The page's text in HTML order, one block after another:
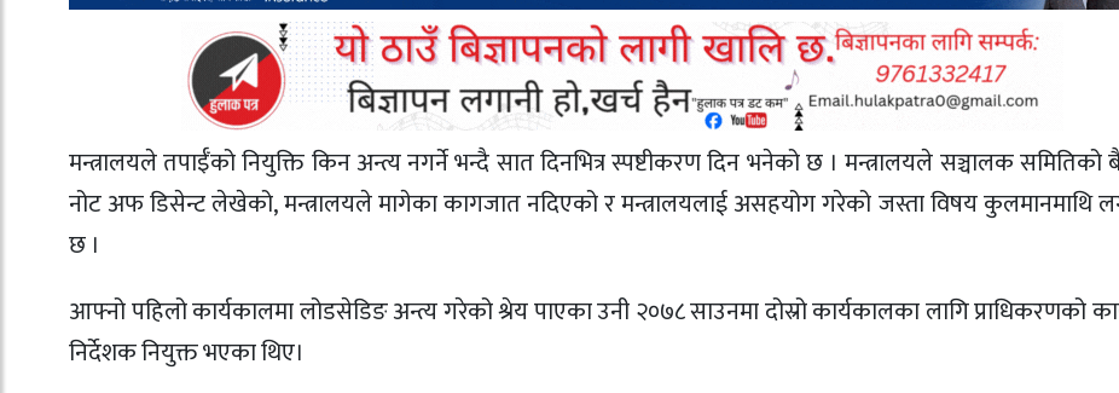
मन्त्रालयले तपाईँको नियुक्ति किन अन्त्य नगर्ने भन्दै सात दिनभित्र स्पष्टीकरण दिन भनेको छ । मन्त्रालयले सञ्चालक
नोट अफ डिसेन्ट लेखेको, मन्त्रालयले मागेका कागजात नदिएको र मन्त्रालयलाई असहयोग गरेको जस्ता विषय कुलमानमाथि
छ ।
आफ्नो पहिलो कार्यकालमा लोडसेडिङ अन्त्य गरेको श्रेय पाएका उनी २०७८ साउनमा दोस्रो कार्यकालका लागि प्राधिकरणको
निर्देशक नियुक्त भएका थिए।